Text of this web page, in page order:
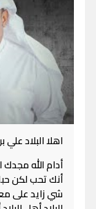
اهلا البلاد
أدام الله
أنك تحب لكن
شي زايد على